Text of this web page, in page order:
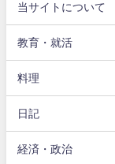
当サイトについて
教育・就活
料理
日記
経済・政治